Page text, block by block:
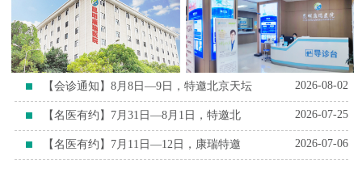
【会诊通知】8月8日—9日，特邀北京天坛 2026-08-02
【名医有约】7月31日—8月1日，特邀北 2026-07-25
【名医有约】7月11日—12日，康瑞特邀 2026-07-06